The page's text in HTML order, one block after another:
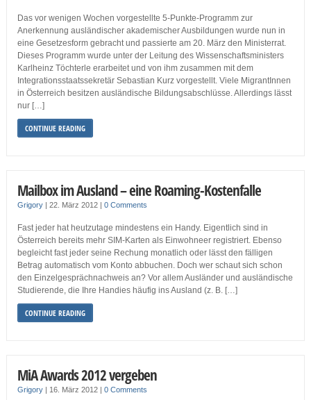
Das vor wenigen Wochen vorgestellte 5-Punkte-Programm zur
Anerkennung ausländischer akademischer Ausbildungen wurde nun in
eine Gesetzesform gebracht und passierte am 20. März den Ministerrat.
Dieses Programm wurde unter der Leitung des Wissenschaftsministers
Karlheinz Töchterle erarbeitet und von ihm zusammen mit dem
Integrationsstaatssekretär Sebastian Kurz vorgestellt. Viele MigrantInnen
in Österreich besitzen ausländische Bildungsabschlüsse. Allerdings lässt
nur […]
CONTINUE READING
Mailbox im Ausland – eine Roaming-Kostenfalle
Grigory| 22. März 2012 | 0 Comments
Fast jeder hat heutzutage mindestens ein Handy. Eigentlich sind in
Österreich bereits mehr SIM-Karten als Einwohneer registriert. Ebenso
begleicht fast jeder seine Rechung monatlich oder lässt den fälligen
Betrag automatisch vom Konto abbuchen. Doch wer schaut sich schon
den Einzelgesprächnachweis an? Vor allem Ausländer und ausländische
Studierende, die Ihre Handies häufig ins Ausland (z. B. […]
CONTINUE READING
MiA Awards 2012 vergeben
Grigory| 16. März 2012 | 0 Comments